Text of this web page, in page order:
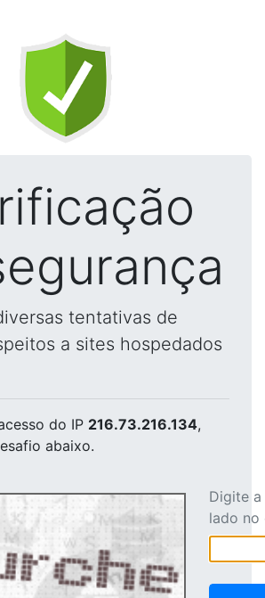
tentativas de
a sites hospedados
do IP 216.73.216.134,
abaixo.
Digite
lado no